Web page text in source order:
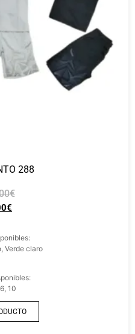
288
€
€
Verde claro
10